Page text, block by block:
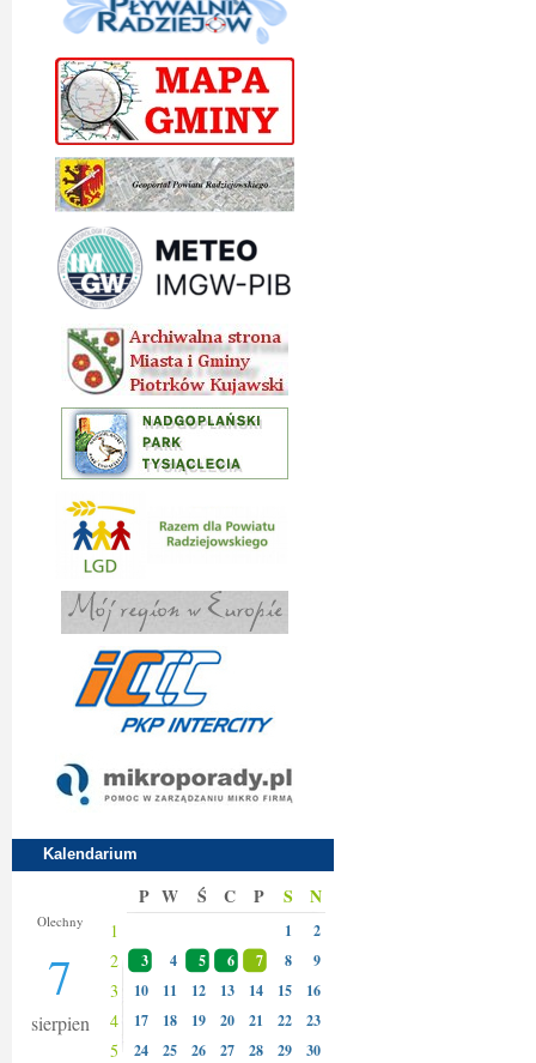
Kalendarium
Olechny
7
sierpien
P W Ś C P S N
1 1 2
2 3 4 5 6 7 8 9
3 10 11 12 13 14 15 16
4 17 18 19 20 21 22 23
5 24 25 26 27 28 29 30